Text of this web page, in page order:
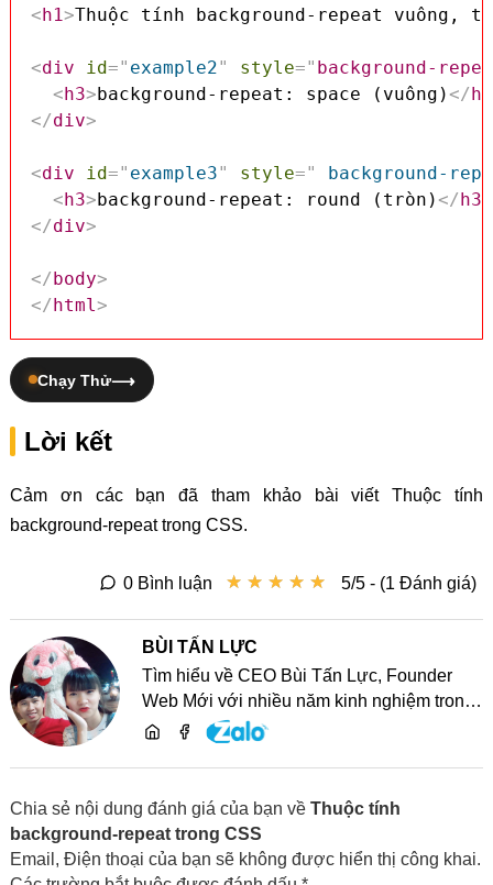
<h1>Thuộc tính background-repeat vuông,
<div id=" example2" style=" background-
<h3>background-repeat: space (vuông) </h3
</div>
<div id=" example3" style="
background-
<h3>background-repeat: round (tròn) </h3
</div>
</body>
</html>
Chạy Thử
Lời kết
Cảm ơn các bạn đã tham khảo bài viết Thuộc tính
background-repeat trong CSS.
★ ★ ★ ★ ★
★ ★ ★ ★ ★ 5/5 - (1 Đánh giá)
0 Bình luận
BÙI TẤN LỰC
Tìm hiểu về CEO Bùi Tấn Lực, Founder
Web Mới với nhiều năm kinh nghiệm trong
lĩnh vực phát triển website, SEO và chia sẻ
Chia sẻ nội dung đánh giá của bạn về Thuộc tính
background-repeat trong CSS
Email, Điện thoại của bạn sẽ không được hiển thị công khai.